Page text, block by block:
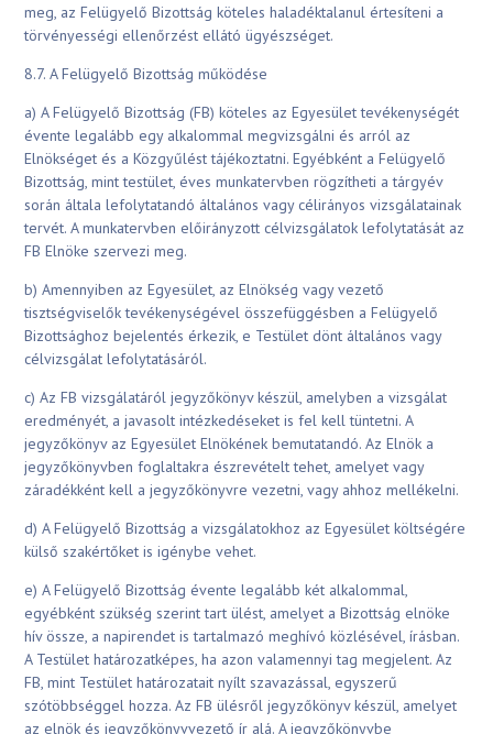
meg, az Felügyelő Bizottság köteles haladéktalanul értesíteni a
törvényességi ellenőrzést ellátó ügyészséget.
8.7. A Felügyelő Bizottság működése
a) A Felügyelő Bizottság (FB) köteles az Egyesület tevékenységét
évente legalább egy alkalommal megvizsgálni és arról az
Elnökséget és a Közgyűlést tájékoztatni. Egyébként a Felügyelő
Bizottság, mint testület, éves munkatervben rögzítheti a tárgyév
során általa lefolytatandó általános vagy célirányos vizsgálatainak
tervét. A munkatervben előirányzott célvizsgálatok lefolytatását az
FB Elnöke szervezi meg.
b) Amennyiben az Egyesület, az Elnökség vagy vezető
tisztségviselők tevékenységével összefüggésben a Felügyelő
Bizottsághoz bejelentés érkezik, e Testület dönt általános vagy
célvizsgálat lefolytatásáról.
c) Az FB vizsgálatáról jegyzőkönyv készül, amelyben a vizsgálat
eredményét, a javasolt intézkedéseket is fel kell tüntetni. A
jegyzőkönyv az Egyesület Elnökének bemutatandó. Az Elnök a
jegyzőkönyvben foglaltakra észrevételt tehet, amelyet vagy
záradékként kell a jegyzőkönyvre vezetni, vagy ahhoz mellékelni.
d) A Felügyelő Bizottság a vizsgálatokhoz az Egyesület költségére
külső szakértőket is igénybe vehet.
e) A Felügyelő Bizottság évente legalább két alkalommal,
egyébként szükség szerint tart ülést, amelyet a Bizottság elnöke
hív össze, a napirendet is tartalmazó meghívó közlésével, írásban.
A Testület határozatképes, ha azon valamennyi tag megjelent. Az
FB, mint Testület határozatait nyílt szavazással, egyszerű
szótöbbséggel hozza. Az FB ülésről jegyzőkönyv készül, amelyet
az elnök és jegyzőkönyvvezető ír alá. A jegyzőkönyvbe